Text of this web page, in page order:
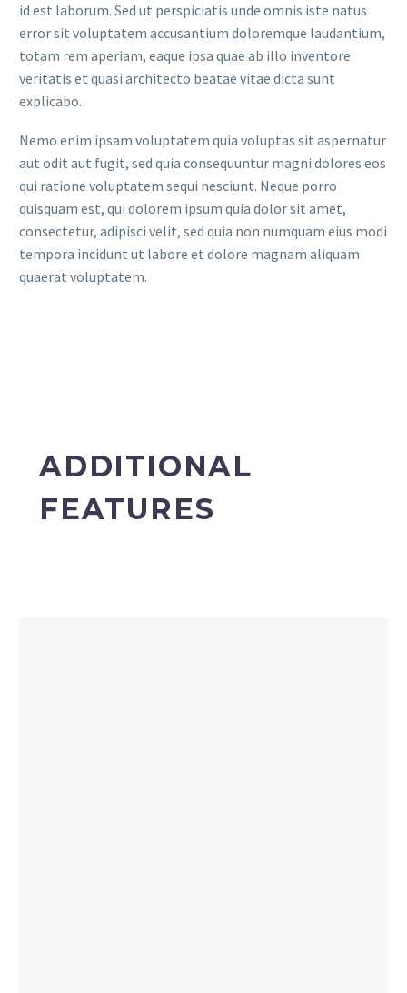
id est laborum. Sed ut perspiciatis unde omnis iste natus
error sit voluptatem accusantium doloremque laudantium,
totam rem aperiam, eaque ipsa quae ab illo inventore
veritatis et quasi architecto beatae vitae dicta sunt
explicabo.
Nemo enim ipsam voluptatem quia voluptas sit aspernatur
aut odit aut fugit, sed quia consequuntur magni dolores eos
qui ratione voluptatem sequi nesciunt. Neque porro
quisquam est, qui dolorem ipsum quia dolor sit amet,
consectetur, adipisci velit, sed quia non numquam eius modi
tempora incidunt ut labore et dolore magnam aliquam
quaerat voluptatem.
ADDITIONAL
FEATURES